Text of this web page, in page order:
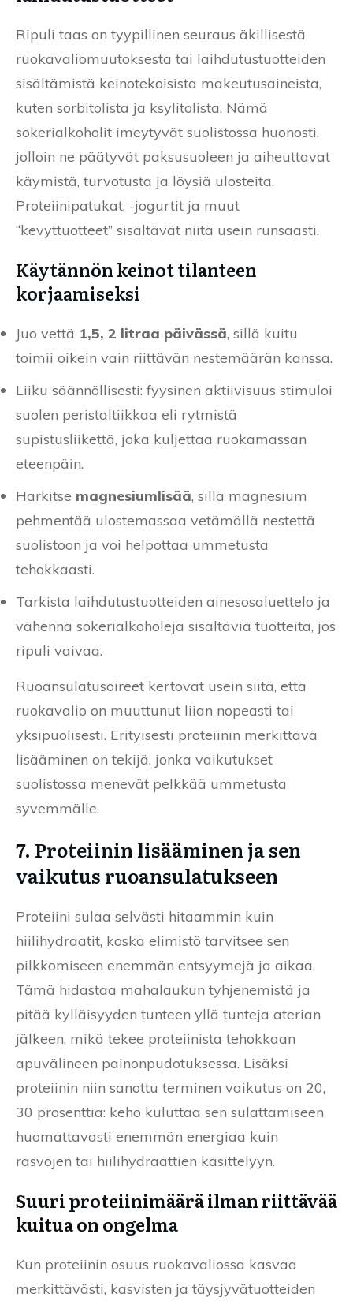
Ripuli taas on tyypillinen seuraus äkillisestä
ruokavaliomuutoksesta tai laihdutustuotteiden
sisältämistä keinotekoisista makeutusaineista,
kuten sorbitolista ja ksylitolista. Nämä
sokerialkoholit imeytyvät suolistossa huonosti,
jolloin ne päätyvät paksusuoleen ja aiheuttavat
käymistä, turvotusta ja löysiä ulosteita.
Proteiinipatukat, -jogurtit ja muut
“kevyttuotteet” sisältävät niitä usein runsaasti.
Käytännön keinot tilanteen
korjaamiseksi
Juo vettä 1,5, 2 litraa päivässä, sillä kuitu
toimii oikein vain riittävän nestemäärän kanssa.
Liiku säännöllisesti: fyysinen aktiivisuus stimuloi
suolen peristaltiikkaa eli rytmistä
supistusliikettä, joka kuljettaa ruokamassan
eteenpäin.
Harkitse magnesiumlisää, sillä magnesium
pehmentää ulostemassaa vetämällä nestettä
suolistoon ja voi helpottaa ummetusta
tehokkaasti.
Tarkista laihdutustuotteiden ainesosaluettelo ja
vähennä sokerialkoholeja sisältäviä tuotteita, jos
ripuli vaivaa.
Ruoansulatusoireet kertovat usein siitä, että
ruokavalio on muuttunut liian nopeasti tai
yksipuolisesti. Erityisesti proteiinin merkittävä
lisääminen on tekijä, jonka vaikutukset
suolistossa menevät pelkkää ummetusta
syvemmälle.
7. Proteiinin lisääminen ja sen
vaikutus ruoansulatukseen
Proteiini sulaa selvästi hitaammin kuin
hiilihydraatit, koska elimistö tarvitsee sen
pilkkomiseen enemmän entsyymejä ja aikaa.
Tämä hidastaa mahalaukun tyhjenemistä ja
pitää kylläisyyden tunteen yllä tunteja aterian
jälkeen, mikä tekee proteiinista tehokkaan
apuvälineen painonpudotuksessa. Lisäksi
proteiinin niin sanottu terminen vaikutus on 20,
30 prosenttia: keho kuluttaa sen sulattamiseen
huomattavasti enemmän energiaa kuin
rasvojen tai hiilihydraattien käsittelyyn.
Suuri proteiinimäärä ilman riittävää
kuitua on ongelma
Kun proteiinin osuus ruokavaliossa kasvaa
merkittävästi, kasvisten ja täysjyvätuotteiden